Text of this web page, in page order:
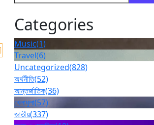
Categories
Music(1)
Travel(6)
Uncategorized(828)
অর্থনীতি(52)
আন্তর্জাতিক(36)
খেলাধুলা(57)
জাতীয়(337)